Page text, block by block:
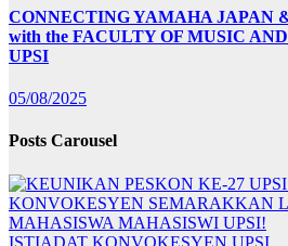
CONNECTING YAMAHA JAPAN
with the FACULTY OF MUSIC
UPSI
05/08/2025
Posts Carousel
ISTIADAT KONVOKESYEN UPSI